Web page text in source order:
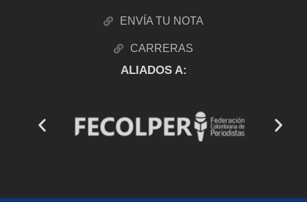
ENVÍA TU NOTA
CARRERAS
ALIADOS A: